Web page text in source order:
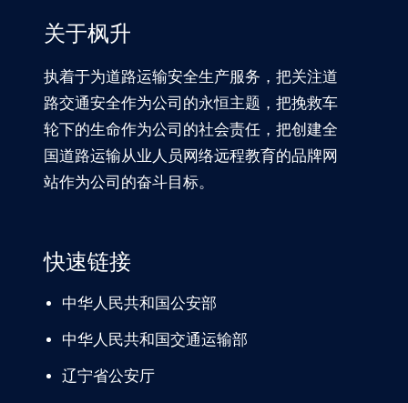
关于枫升
执着于为道路运输安全生产服务，把关注道
路交通安全作为公司的永恒主题，把挽救车
轮下的生命作为公司的社会责任，把创建全
国道路运输从业人员网络远程教育的品牌网
站作为公司的奋斗目标。
快速链接
中华人民共和国公安部
中华人民共和国交通运输部
辽宁省公安厅